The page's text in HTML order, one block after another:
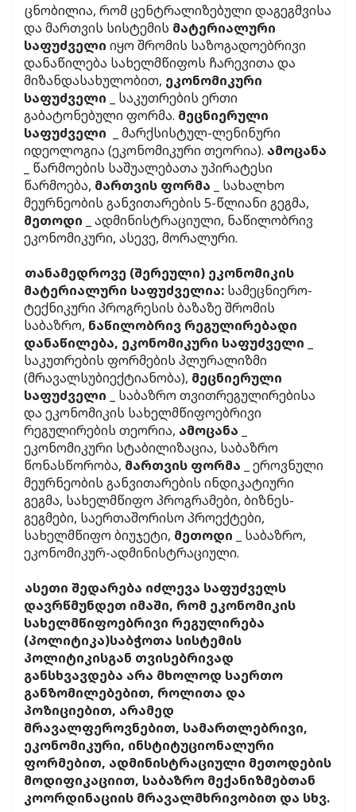
ცნობილია, რომ ცენტრალიზებული დაგეგმვისა
და მართვის სისტემის მატერიალური
საფუძველი იყო შრომის საზოგადოებრივი
დანაწილება სახელმწიფოს ჩარევითა და
მიზანდასახულობით, ეკონომიკური
საფუძველი _ საკუთრების ერთი
გაბატონებული ფორმა. მეცნიერული
საფუძველი _ მარქსისტულ-ლენინური
იდეოლოგია (ეკონომიკური თეორია). ამოცანა
_ წარმოების საშუალებათა უპირატესი
წარმოება, მართვის ფორმა _ სახალხო
მეურნეობის განვითარების 5-წლიანი გეგმა,
მეთოდი _ ადმინისტრაციული, ნაწილობრივ
ეკონომიკური, ასევე, მორალური.
თანამედროვე (შერეული) ეკონომიკის
მატერიალური საფუძველია: სამეცნიერო-
ტექნიკური პროგრესის ბაზაზე შრომის
საბაზრო, ნაწილობრივ რეგულირებადი
დანაწილება, ეკონომიკური საფუძველი
საკუთრების ფორმების პლურალიზმი
(მრავალსუბიექტიანობა), მეცნიერული
საფუძველი _ საბაზრო თვითრეგულირებისა
და ეკონომიკის სახელმწიფოებრივი
რეგულირების თეორია, ამოცანა
ეკონომიკური სტაბილიზაცია, საბაზრო
წონასწორობა, მართვის ფორმა _ ეროვნული
მეურნეობის განვითარების ინდიკატიური
გეგმა, სახელმწიფო პროგრამები, ბიზნეს-
გეგმები, საერთაშორისო პროექტები,
სახელმწიფო ბიუჯეტი, მეთოდი _ საბაზრო,
ეკონომიკურ-ადმინისტრაციული.
ასეთი შედარება იძლევა საფუძველს
დავრწმუნდეთ იმაში, რომ ეკონომიკის
სახელმწიფოებრივი რეგულირება
(პოლიტიკა)საბჭოთა სისტემის
პოლიტიკისგან თვისებრივად
განსხვავდება არა მხოლოდ საერთო
განზომილებებით, როლითა და
პოზიციებით, არამედ
მრავალფეროვნებით, სამართლებრივი,
ეკონომიკური, ინსტიტუციონალური
ფორმებით, ადმინისტრაციული მეთოდების
მოდიფიკაციით, საბაზრო მექანიზმებთან
კოორდინაციის მრავალმხრივობით და სხვ.